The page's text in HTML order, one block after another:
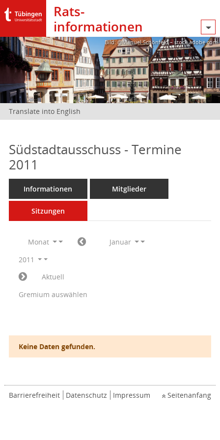
Rats­
informationen
Bild: @Manuel Schönfeld – stock.adobe.com
Translate into English
Südstadtausschuss - Termine
2011
Informationen Mitglieder
Sitzungen
Monat
Januar
2011
Aktuell
Gremium auswählen
Keine Daten gefunden.
Barrierefreiheit Datenschutz Impressum Seitenanfang